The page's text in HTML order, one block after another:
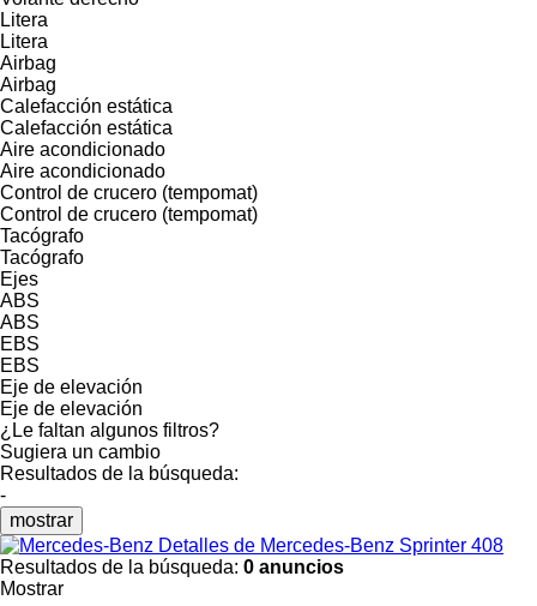
Litera
Litera
Airbag
Airbag
Calefacción estática
Calefacción estática
Aire acondicionado
Aire acondicionado
Control de crucero (tempomat)
Control de crucero (tempomat)
Tacógrafo
Tacógrafo
Ejes
ABS
ABS
EBS
EBS
Eje de elevación
Eje de elevación
¿Le faltan algunos filtros?
Sugiera un cambio
Resultados de la búsqueda:
-
mostrar
Detalles de Mercedes-Benz Sprinter 408
Resultados de la búsqueda: 0 anuncios
Mostrar